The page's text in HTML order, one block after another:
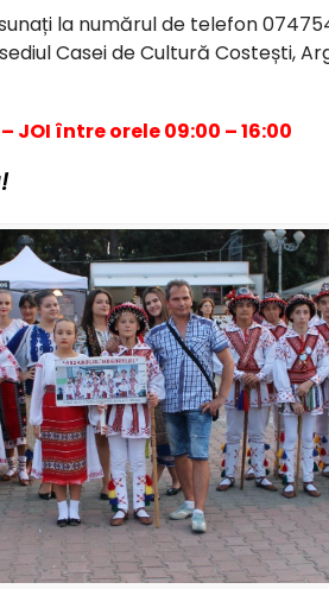
la numărul de telefon
sediul Casei de Cultură Costești,
– JOI între orele 09:00 – 16:00